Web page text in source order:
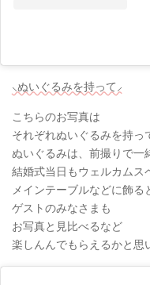
⸜ぬいぐるみを持って⸝
こちらのお写真は
それぞれぬいぐるみを持っ
ぬいぐるみは、前撮りで一
結婚式当日もウェルカムス
メインテーブルなどに飾る
ゲストのみなさまも
お写真と見比べるなど
楽しんんでもらえるかと思